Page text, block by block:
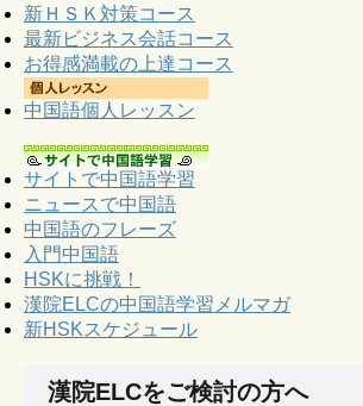
新ＨＳＫ対策コース
最新ビジネス会話コース
お得感満載の上達コース
中国語個人レッスン
サイトで中国語学習
ニュースで中国語
中国語のフレーズ
入門中国語
HSKに挑戦！
漢院ELCの中国語学習メルマガ
新HSKスケジュール
漢院ELCをご検討の方へ